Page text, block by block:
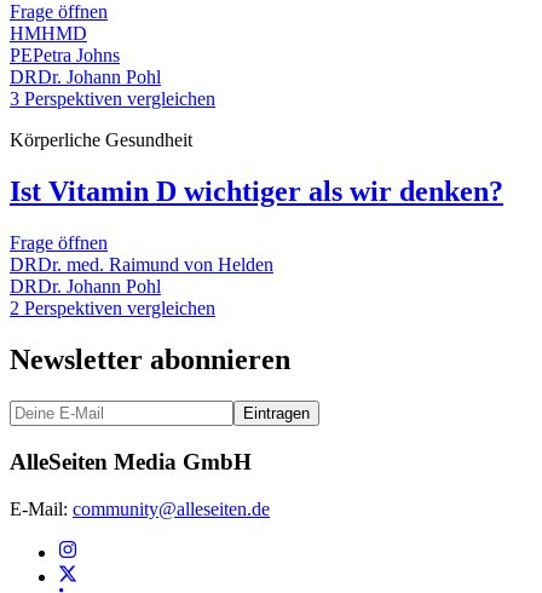
Frage öffnen
HMHMD
PEPetra Johns
DRDr. Johann Pohl
3 Perspektiven vergleichen
Körperliche Gesundheit
Ist Vitamin D wichtiger als wir denken?
Frage öffnen
DRDr. med. Raimund von Helden
DRDr. Johann Pohl
2 Perspektiven vergleichen
Newsletter abonnieren
Eintragen
AlleSeiten Media GmbH
E-Mail: community@alleseiten.de